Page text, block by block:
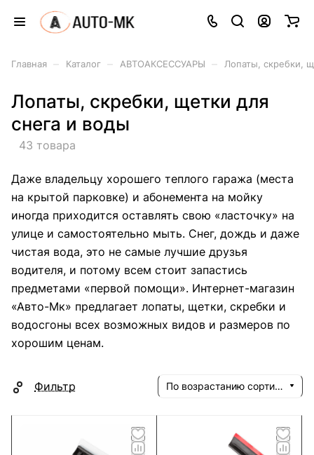
Главная Каталог АВТОАКСЕССУАРЫ Лопаты, скребки,
Лопаты, скребки, щетки для
снега и воды
43 товара
Даже владельцу хорошего теплого гаража (места
на крытой парковке) и абонемента на мойку
иногда приходится оставлять свою «ласточку» на
улице и самостоятельно мыть. Снег, дождь и даже
чистая вода, это не самые лучшие друзья
водителя, и потому всем стоит запастись
предметами «первой помощи». Интернет-магазин
«Авто-Мк» предлагает лопаты, щетки, скребки и
водосгоны всех возможных видов и размеров по
хорошим ценам.
Фильтр По возрастанию сортировки